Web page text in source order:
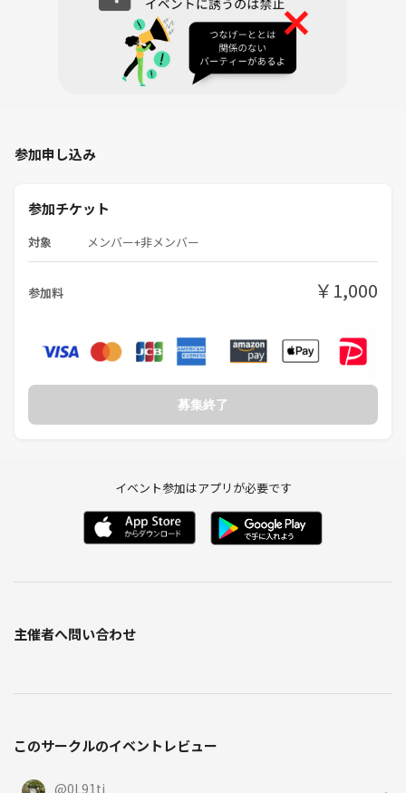
参加申し込み
参加チケット
対象 メンバー+非メンバー
参加料 ￥1,000
募集終了
イベント参加はアプリが必要です
主催者へ問い合わせ
このサークルのイベントレビュー
@0L91ti